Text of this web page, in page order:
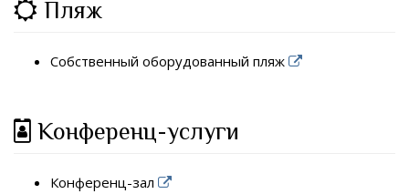
Пляж
Собственный оборудованный пляж
Конференц-услуги
Конференц-зал